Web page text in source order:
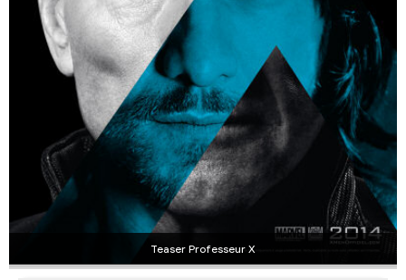
Teaser Professeur X